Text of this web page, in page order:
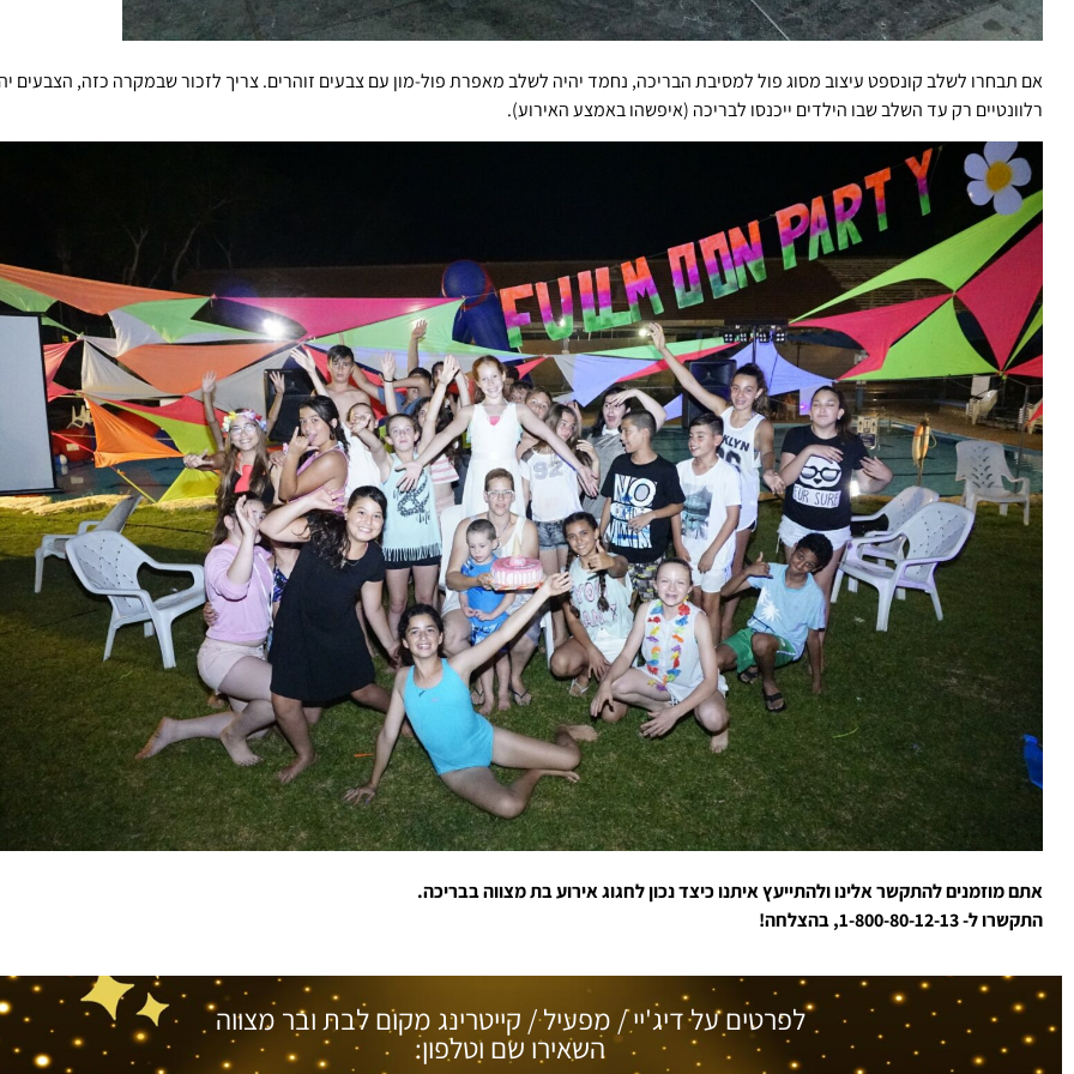
אם תבחרו לשלב קונספט עיצוב מסוג פול למסיבת הבריכה, נחמד יהיה לשלב מאפרת פול-מון עם צבעים זוהרים. צריך לזכור שבמקרה כזה, הצבעים
רלוונטיים רק עד השלב שבו הילדים ייכנסו לבריכה (איפשהו באמצע האירוע).
אתם מוזמנים להתקשר אלינו ולהתייעץ איתנו כיצד נכון לחגוג אירוע בת מצווה בבריכה.
התקשרו ל- 1-800-80-12-13, בהצלחה!
לפרטים על דיג'יי / מפעיל / קייטרינג מקום לבת ובר מצווה
השאירו שם וטלפון: